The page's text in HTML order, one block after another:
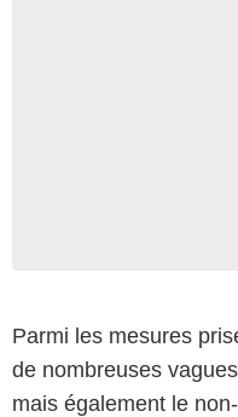
Parmi les mesures
de nombreuses
mais également le